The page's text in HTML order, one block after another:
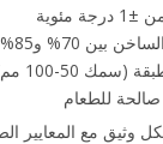
70% و85%
50-100 مم) •
صالحة للطعام
مع المعايير